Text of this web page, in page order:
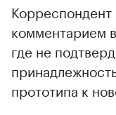
комментарием
где не
прототипа к